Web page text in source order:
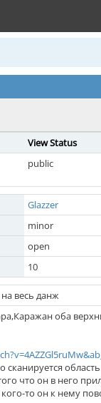
View Status
public
Glazzer
minor
open
10
весь данж
оба
сканируется
что он в него
то он к нему